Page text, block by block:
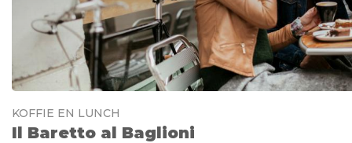
KOFFIE EN LUNCH
Il Baretto al Baglioni